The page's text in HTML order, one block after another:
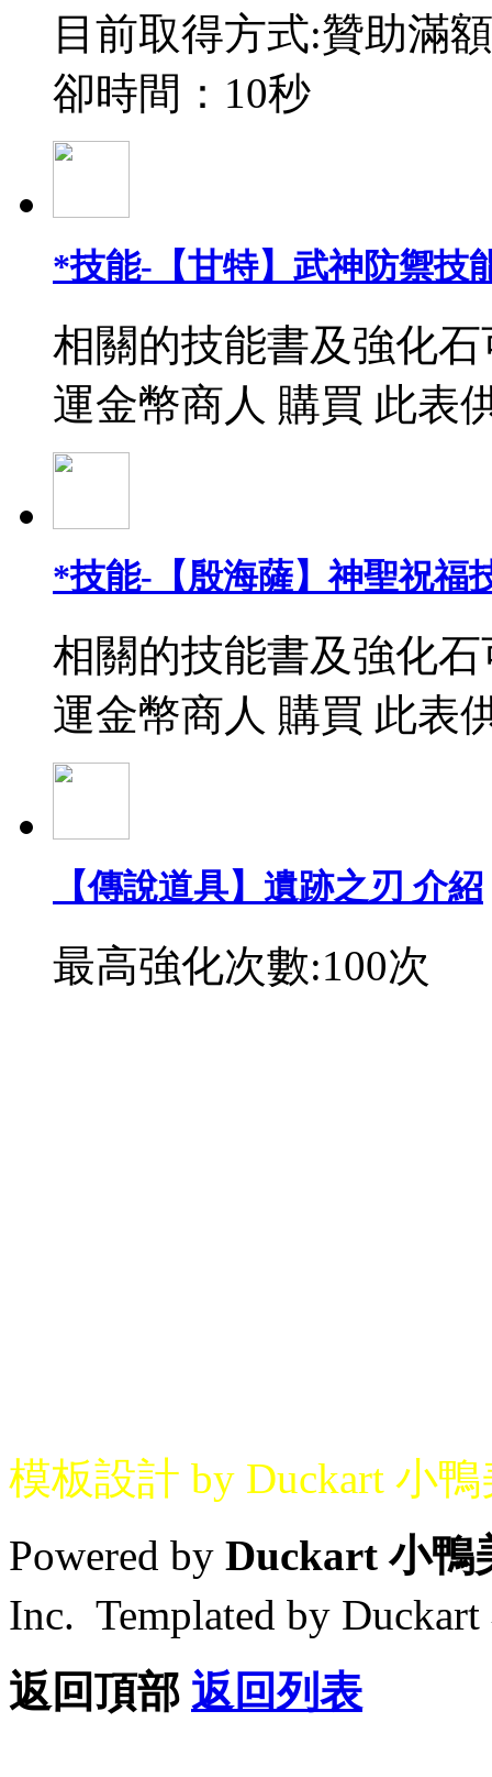
目前取得方式:贊助滿
卻時間：10秒
*技能-【甘特】武神防禦技
相關的技能書及強化
運金幣商人 購買 此表
*技能-【殷海薩】神聖祝福
相關的技能書及強化
運金幣商人 購買 此表
【傳說道具】遺跡之刃 介紹
最高強化次數:100次
模板設計 by Duckart 小
Powered by Duckart 小鴨
Inc. Templated by
返回頂部 返回列表